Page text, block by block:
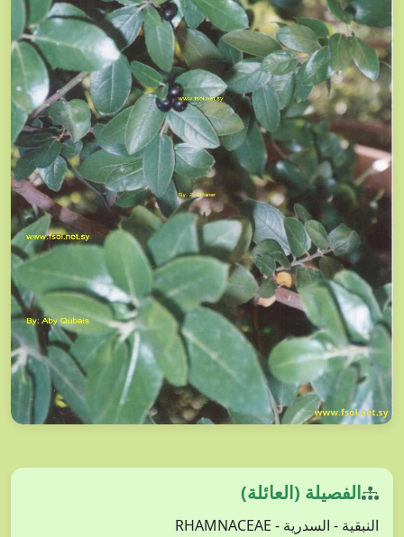
الفصيلة (العائلة)
النبقية - السدرية - RHAMNACEAE